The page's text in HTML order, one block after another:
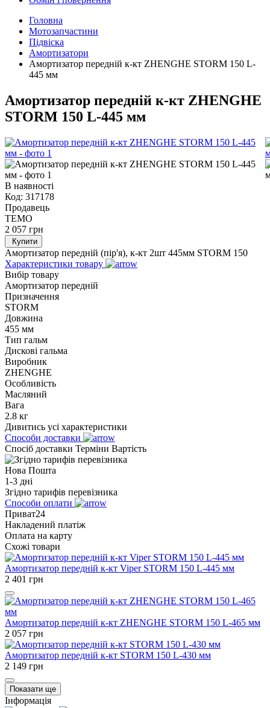
Головна
Мотозапчастини
Підвіска
Амортизатори
Амортизатор передній к-кт ZHENGHE STORM 150 L-
445 мм
Амортизатор передній к-кт ZHENGHE
STORM 150 L-445 мм
В наявності
Код: 317178
Продавець
TEMO
2 057 грн
Купити
Амортизатор передній (пір'я), к-кт 2шт 445мм STORM 150
Характеристики товару
Вибір товару
Амортизатор передній
Призначення
STORM
Довжина
455 мм
Тип гальм
Дискові гальма
Виробник
ZHENGHE
Особливість
Масляний
Вага
2.8 кг
Дивитись усі характеристики
Способи доставки
Спосіб доставки Терміни Вартість
Нова Пошта
1-3 дні
Згідно тарифів перевізника
Способи оплати
Приват24
Накладений платіж
Оплата на карту
Схожі товари
Амортизатор передній к-кт Viper STORM 150 L-445 мм
2 401 грн
Амортизатор передній к-кт ZHENGHE STORM 150 L-465 мм
2 057 грн
Амортизатор передній к-кт STORM 150 L-430 мм
2 149 грн
Показати ще
Інформація